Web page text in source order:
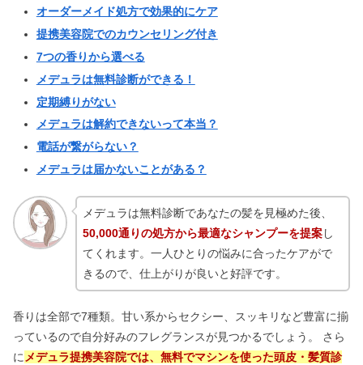
デオエースEXの口コミ！効果なし・効
かないの評判は？顔の使い方やお試し
マジョマジョまつ毛美容液は危険？口
コミ＆伸びる塗り方まとめ
オーダーメイド処方で効果的にケア
提携美容院でのカウンセリング付き
7つの香りから選べる
メデュラは無料診断ができる！
定期縛りがない
メデュラは解約できないって本当？
電話が繋がらない？
メデュラは届かないことがある？
メデュラは無料診断であなたの髪を見極めた後、
50,000通りの処方から最適なシャンプーを提案し
てくれます。一人ひとりの悩みに合ったケアがで
きるので、仕上がりが良いと好評です。
香りは全部で7種類。甘い系からセクシー、スッキリなど豊富に揃
っているので自分好みのフレグランスが見つかるでしょう。 さら
に メデュラ提携美容院では、無料でマシンを使った頭皮・髪質診